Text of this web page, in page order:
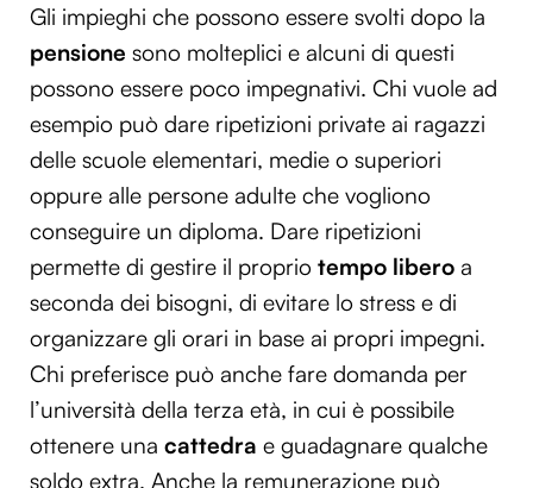
Gli impieghi che possono essere svolti dopo la
pensione sono molteplici e alcuni di questi
possono essere poco impegnativi. Chi vuole ad
esempio può dare ripetizioni private ai ragazzi
delle scuole elementari, medie o superiori
oppure alle persone adulte che vogliono
conseguire un diploma. Dare ripetizioni
permette di gestire il proprio tempo libero a
seconda dei bisogni, di evitare lo stress e di
organizzare gli orari in base ai propri impegni.
Chi preferisce può anche fare domanda per
l’università della terza età, in cui è possibile
ottenere una cattedra e guadagnare qualche
soldo extra. Anche la remunerazione può